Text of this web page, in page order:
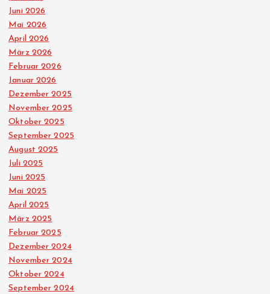
Juni 2026
Mai 2026
April 2026
März 2026
Februar 2026
Januar 2026
Dezember 2025
November 2025
Oktober 2025
September 2025
August 2025
Juli 2025
Juni 2025
Mai 2025
April 2025
März 2025
Februar 2025
Dezember 2024
November 2024
Oktober 2024
September 2024